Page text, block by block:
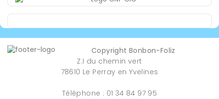
Copyright Bonbon-Foliz
Z.I du chemin vert
78610 Le Perray en Yvelines
Téléphone : 01 34 84 97 95